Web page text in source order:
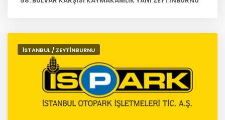
İSTANBUL / ZEYTİNBURNU